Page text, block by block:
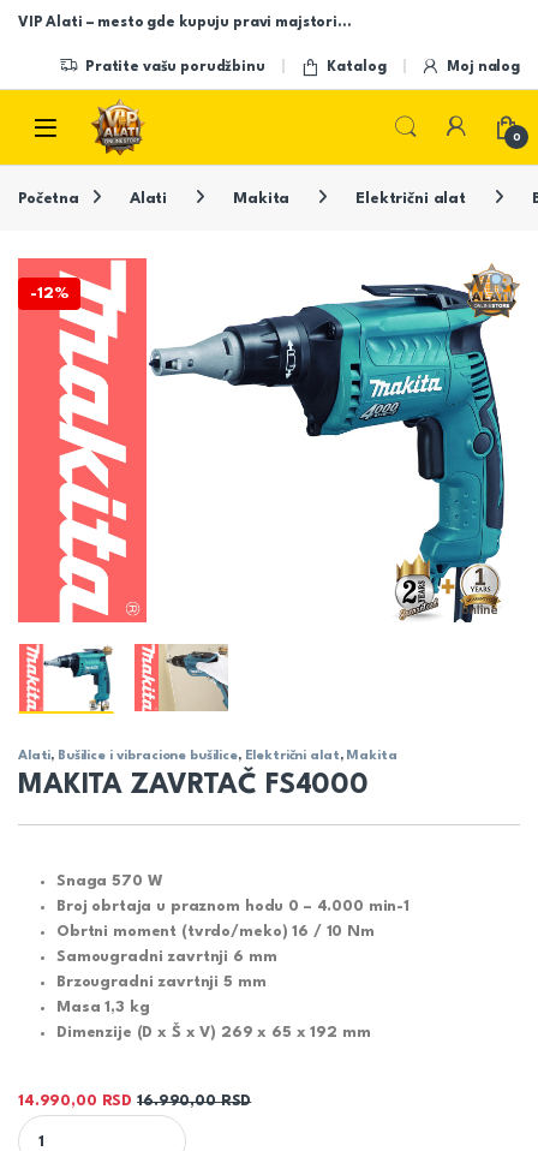
Skip to navigation
Skip to content
VIP Alati – mesto gde kupuju pravi majstori…
Pratite vašu porudžbinu Katalog Moj nalog
Open
0
Početna Alati Makita Električni alat
-12%
Alati, Bušilice i vibracione bušilice, Električni alat, Makita
MAKITA ZAVRTAČ FS4000
Snaga 570 W
Broj obrtaja u praznom hodu 0 – 4.000 min-1
Obrtni moment (tvrdo/meko) 16 / 10 Nm
Samougradni zavrtnji 6 mm
Brzougradni zavrtnji 5 mm
Masa 1,3 kg
Dimenzije (D x Š x V) 269 x 65 x 192 mm
14.990,00 RSD 16.990,00RSD
MAKITA ZAVRTAČ FS4000 quantity